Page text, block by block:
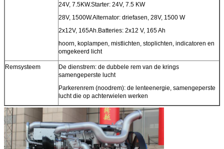
24V, 7.5KW.Starter: 24V, 7.5 KW
28V, 1500W.Alternator: driefasen, 28V, 1500 W
2x12V, 165Ah.Batteries: 2x12 V, 165 Ah
hoorn, koplampen, mistlichten, stoplichten, indicatoren en
omgekeerd licht
Remsysteem
De dienstrem: de dubbele rem van de krings
samengeperste lucht
Parkerenrem (noodrem): de lenteenergie, samengeperste
lucht die op achterwielen werken